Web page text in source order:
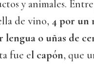
y animales. Entre
de vino, 4 por un
lengua o uñas de
fue el capón, que